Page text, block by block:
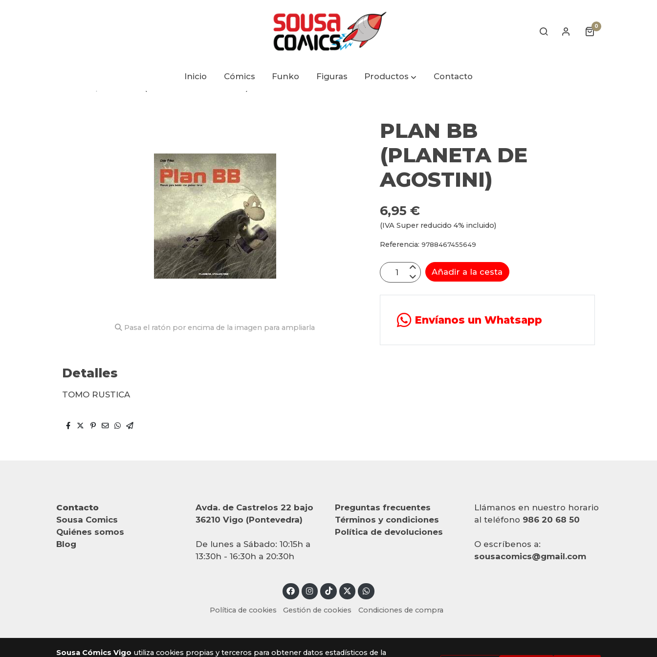
0
Inicio Cómics Funko Figuras Productos
Contacto
Pasa el ratón por encima de la imagen para ampliarla
Detalles
TOMO RUSTICA
PLAN BB
(PLANETA DE
AGOSTINI)
6,95 €
(IVA Super reducido 4% incluido)
Referencia:9788467455649
Añadir a la cesta
Envíanos un Whatsapp
Contacto
Sousa Comics
Quiénes somos
Blog
Avda. de Castrelos 22 bajo
36210 Vigo (Pontevedra)
De lunes a Sábado: 10:15h a
13:30h - 16:30h a 20:30h
Preguntas frecuentes
Términos y condiciones
Política de devoluciones
Llámanos en nuestro horario
al teléfono 986 20 68 50
O escríbenos a:
sousacomics@gmail.com
Política de cookies Gestión de cookies Condiciones de compra
Sousa Cómics Vigo utiliza cookies propias y terceros para obtener datos estadísticos de la